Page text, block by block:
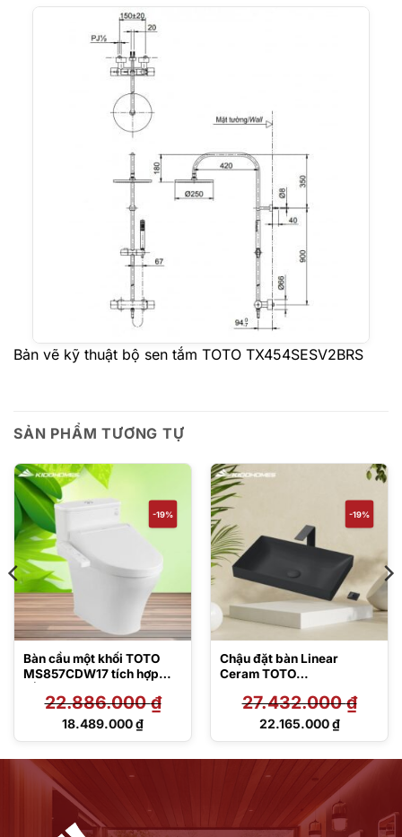
Bản vẽ kỹ thuật bộ sen tắm TOTO TX454SESV2BRS
SẢN PHẨM TƯƠNG TỰ
-19%
Bàn cầu một khối TOTO
MS857CDW17 tích hợp
C2 – TCF23460AAA
22.886.000₫
Giá
18.489.000₫
Giá
-19%
Chậu đặt bàn Linear
Ceram TOTO
27.432.000₫
Giá
27.432.000 ₫.
22.165.000₫
Giá
22.165.000 ₫.